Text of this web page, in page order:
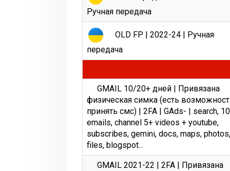
Ручная передача
OLD FP | 2022-24 | Ручная
передача
GМАIL 10/20+ дней | Привязана
физическая симка (есть
принять смс) | 2FA | GAds- | search,
emails, channel 5+ videos + youtube,
subscribes, gemini, docs, maps, photos,
files, blogspot...
GМАIL 2021-22 | 2FA | Привязана